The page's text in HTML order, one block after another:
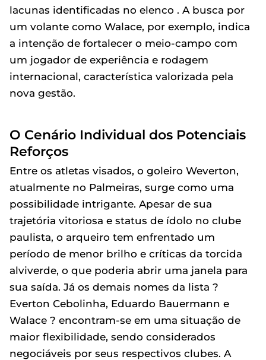
lacunas identificadas no elenco . A busca por
um volante como Walace, por exemplo, indica
a intenção de fortalecer o meio-campo com
um jogador de experiência e rodagem
internacional, característica valorizada pela
nova gestão.
O Cenário Individual dos Potenciais
Reforços
Entre os atletas visados, o goleiro Weverton,
atualmente no Palmeiras, surge como uma
possibilidade intrigante. Apesar de sua
trajetória vitoriosa e status de ídolo no clube
paulista, o arqueiro tem enfrentado um
período de menor brilho e críticas da torcida
alviverde, o que poderia abrir uma janela para
sua saída. Já os demais nomes da lista ?
Everton Cebolinha, Eduardo Bauermann e
Walace ? encontram-se em uma situação de
maior flexibilidade, sendo considerados
negociáveis por seus respectivos clubes. A